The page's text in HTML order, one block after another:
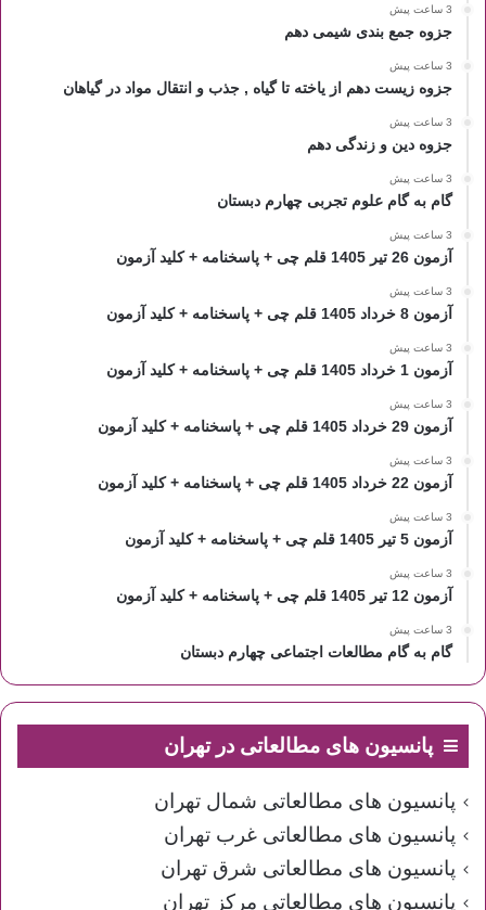
3 ساعت پیش
جزوه جمع بندی شیمی دهم
3 ساعت پیش
جزوه زیست دهم از یاخته تا گیاه , جذب و انتقال مواد در گیاهان
3 ساعت پیش
جزوه دین و زندگی دهم
3 ساعت پیش
گام به گام علوم تجربی چهارم دبستان
3 ساعت پیش
آزمون 26 تیر 1405 قلم چی + پاسخنامه + کلید آزمون
3 ساعت پیش
آزمون 8 خرداد 1405 قلم چی + پاسخنامه + کلید آزمون
3 ساعت پیش
آزمون 1 خرداد 1405 قلم چی + پاسخنامه + کلید آزمون
3 ساعت پیش
آزمون 29 خرداد 1405 قلم چی + پاسخنامه + کلید آزمون
3 ساعت پیش
آزمون 22 خرداد 1405 قلم چی + پاسخنامه + کلید آزمون
3 ساعت پیش
آزمون 5 تیر 1405 قلم چی + پاسخنامه + کلید آزمون
3 ساعت پیش
آزمون 12 تیر 1405 قلم چی + پاسخنامه + کلید آزمون
3 ساعت پیش
گام به گام مطالعات اجتماعی چهارم دبستان
پانسیون های مطالعاتی در تهران
پانسیون های مطالعاتی شمال تهران
پانسیون های مطالعاتی غرب تهران
پانسیون های مطالعاتی شرق تهران
پانسیون های مطالعاتی مرکز تهران